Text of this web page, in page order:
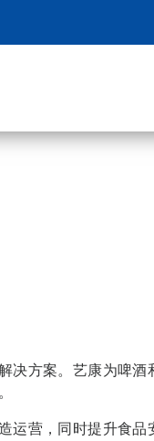
决方案。艺康为啤
运营，同时提升食